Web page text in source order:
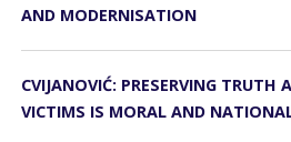
AND MODERNISATION
CVIJANOVIĆ: PRESERVING TRUTH
VICTIMS IS MORAL AND